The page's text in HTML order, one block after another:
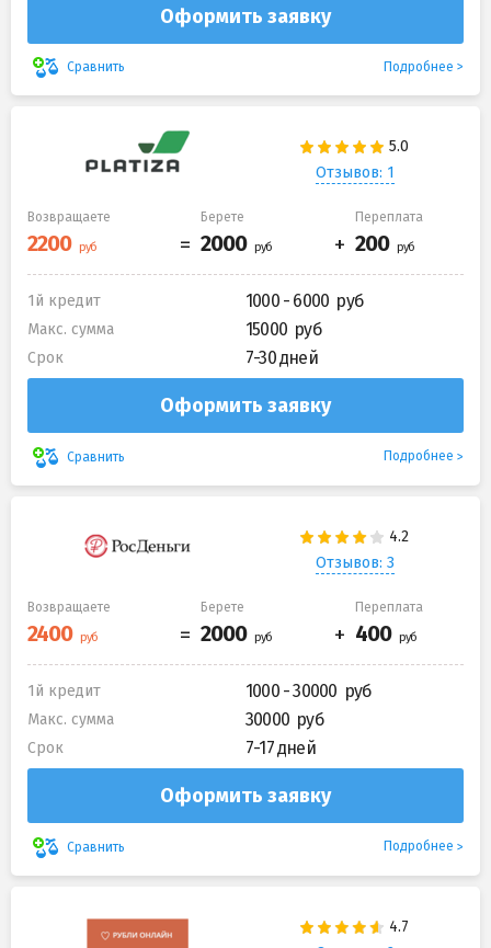
Оформить заявку
Сравнить Подробнее
Отзывов: 1
Возвращаете Берете Переплата
1й кредит 1000 - 6000
Макс. сумма 15000
Срок 7-30 дней
Оформить заявку
Сравнить Подробнее
Отзывов: 3
Возвращаете Берете Переплата
1й кредит 1000 - 30000
Макс. сумма 30000
Срок 7-17 дней
Оформить заявку
Сравнить Подробнее